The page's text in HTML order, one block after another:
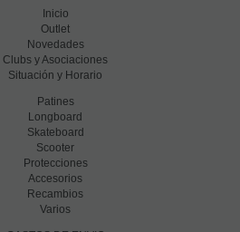
Inicio
Outlet
Novedades
Clubs y Asociaciones
Situación y Horario
Patines
Longboard
Skateboard
Scooter
Protecciones
Accesorios
Recambios
Varios